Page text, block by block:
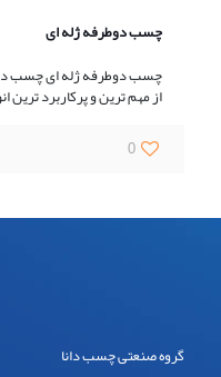
چسب دوطرفه ژله ای
چسب دوطرفه ژله ای چسب
از مهم ترین و پرکاربرد
0
گروه صنعتی چسب دانا